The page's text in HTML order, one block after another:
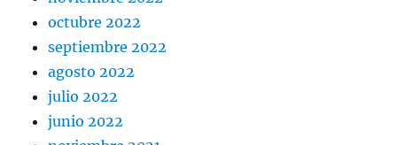
octubre 2022
septiembre 2022
agosto 2022
julio 2022
junio 2022